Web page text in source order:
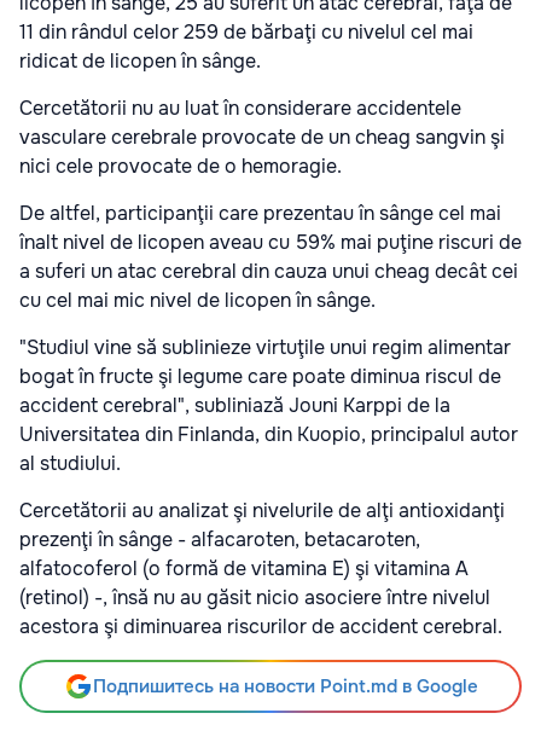
11 din rândul celor 259 de bărbaţi cu nivelul cel mai
ridicat de licopen în sânge.
Cercetătorii nu au luat în considerare accidentele
vasculare cerebrale provocate de un cheag sangvin şi
nici cele provocate de o hemoragie.
De altfel, participanţii care prezentau în sânge cel mai
înalt nivel de licopen aveau cu 59% mai puţine riscuri de
a suferi un atac cerebral din cauza unui cheag decât cei
cu cel mai mic nivel de licopen în sânge.
"Studiul vine să sublinieze virtuţile unui regim alimentar
bogat în fructe şi legume care poate diminua riscul de
accident cerebral", subliniază Jouni Karppi de la
Universitatea din Finlanda, din Kuopio, principalul autor
al studiului.
Cercetătorii au analizat şi nivelurile de alţi antioxidanţi
prezenţi în sânge - alfacaroten, betacaroten,
alfatocoferol (o formă de vitamina E) şi vitamina A
(retinol) -, însă nu au găsit nicio asociere între nivelul
acestora şi diminuarea riscurilor de accident cerebral.
Подпишитесь на новости Point.md в Google